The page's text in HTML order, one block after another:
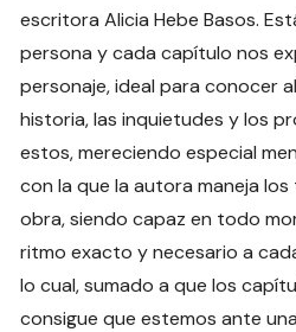
escritora Alicia Hebe Basos.
persona y cada capítulo nos
personaje, ideal para conocer
historia, las inquietudes y los
estos, mereciendo especial
con la que la autora maneja
obra, siendo capaz en todo
ritmo exacto y necesario a
lo cual, sumado a que los
consigue que estemos ante